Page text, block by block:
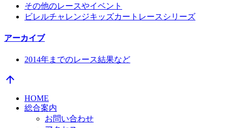
その他のレースやイベント
ビレルチャレンジキッズカートレースシリーズ
アーカイブ
2014年までのレース結果など
arrow_upward
HOME
総合案内
お問い合わせ